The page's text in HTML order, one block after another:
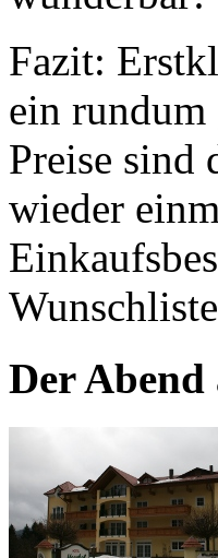
Fazit:
ein rundum
Preise sind
wieder
Der